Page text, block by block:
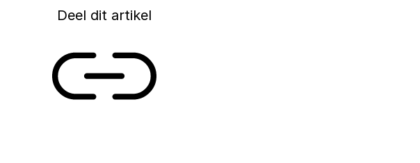
Deel dit artikel